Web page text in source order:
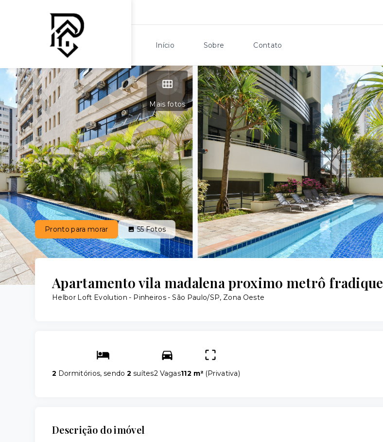
Início Sobre Contato
Mais fotos
Pronto para morar 55Fotos
Apartamento vila madalena proximo metrô fradique
Helbor Loft Evolution - Pinheiros - São Paulo/SP, Zona Oeste
2 Dormitórios, sendo2 suítes2 Vagas112 m² (Privativa)
Descrição do imóvel